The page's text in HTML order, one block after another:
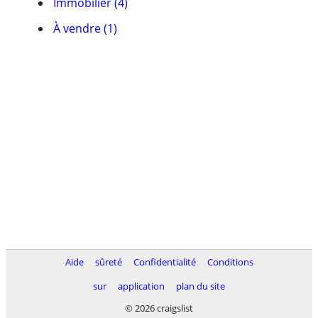
À vendre (1)
Aide sûreté Confidentialité
Conditions
sur
application
plan du site
© 2026 craigslist